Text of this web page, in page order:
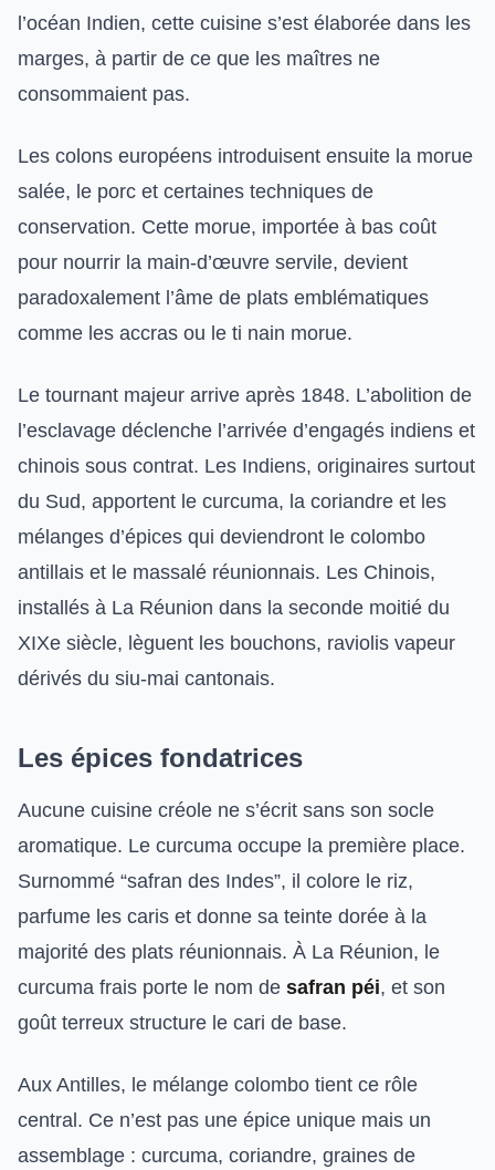
l’océan Indien, cette cuisine s’est élaborée dans les
marges, à partir de ce que les maîtres ne
consommaient pas.
Les colons européens introduisent ensuite la morue
salée, le porc et certaines techniques de
conservation. Cette morue, importée à bas coût
pour nourrir la main-d’œuvre servile, devient
paradoxalement l’âme de plats emblématiques
comme les accras ou le ti nain morue.
Le tournant majeur arrive après 1848. L’abolition de
l’esclavage déclenche l’arrivée d’engagés indiens et
chinois sous contrat. Les Indiens, originaires surtout
du Sud, apportent le curcuma, la coriandre et les
mélanges d’épices qui deviendront le colombo
antillais et le massalé réunionnais. Les Chinois,
installés à La Réunion dans la seconde moitié du
XIXe siècle, lèguent les bouchons, raviolis vapeur
dérivés du siu-mai cantonais.
Les épices fondatrices
Aucune cuisine créole ne s’écrit sans son socle
aromatique. Le curcuma occupe la première place.
Surnommé “safran des Indes”, il colore le riz,
parfume les caris et donne sa teinte dorée à la
majorité des plats réunionnais. À La Réunion, le
curcuma frais porte le nom de safran péi, et son
goût terreux structure le cari de base.
Aux Antilles, le mélange colombo tient ce rôle
central. Ce n’est pas une épice unique mais un
assemblage : curcuma, coriandre, graines de